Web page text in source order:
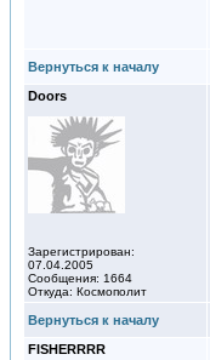
Вернуться к началу
Doors
Зарегистрирован:
07.04.2005
Сообщения: 1664
Откуда: Космополит
Вернуться к началу
FISHERRRR